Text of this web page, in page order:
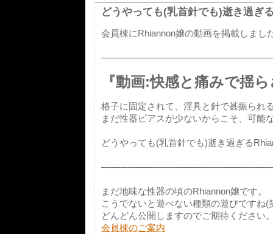
どうやっても(乳首針でも)逝き過ぎ
会員棟にRhiannon嬢の動画を掲載しまし
『動画:快感と痛みで揺
格子に固定されて、淫具と針で甚振られ
まだ性器ピアスが少ないからこそ、可能
どうやっても(乳首針でも)逝き過ぎる
まだ地味な性器の頃のRhiannon嬢です。
こうでないと遊べない種類の遊びですね(
どんどん公開しますのでご期待ください
会員棟のご案内